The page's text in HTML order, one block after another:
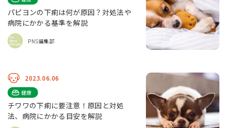
パピヨンの下痢は何が原因？対処法や
病院にかかる基準を解説
PNS編集部
2023.06.06
健康
チワワの下痢に要注意！原因と対処
法、病院にかかる目安を解説